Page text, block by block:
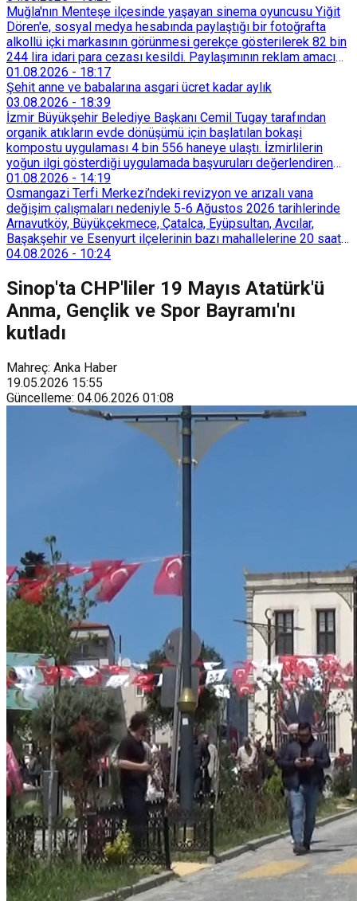
Muğla'nın Menteşe ilçesinde yaşayan sinema oyuncusu Yiğit
Dören'e, sosyal medya hesabında paylaştığı bir fotoğrafta
alkollü içki markasının görünmesi gerekçe gösterilerek 82 bin
244 lira idari para cezası kesildi. Paylaşımının reklam amacı
taşımadığını savunan Dören, cezanın iptali için yargıya
başvurdu.
01.08.2026 - 18:17
Şehit anne ve babalarına asgari ücret kadar aylık
03.08.2026 - 18:39
İzmir Büyükşehir Belediye Başkanı Cemil Tugay tarafından
organik atıkların evde dönüşümü için başlatılan bokaşi
kompostu uygulaması 4 bin 556 haneye ulaştı. İzmirlilerin
yoğun ilgi gösterdiği uygulamada başvuruları değerlendiren
Tarımsal Hizmetler Dairesi Başkanlığı, farklı ilçelerde toplam
128 bokaşi kompost eğitimi düzenleyerek İzmirlileri
sürdürülebilir atık yönetimi sistemine dahil etti.
01.08.2026 - 14:19
Osmangazi Terfi Merkezi’ndeki revizyon ve arızalı vana
değişim çalışmaları nedeniyle 5-6 Ağustos 2026 tarihlerinde
Arnavutköy, Büyükçekmece, Çatalca, Eyüpsultan, Avcılar,
Başakşehir ve Esenyurt ilçelerinin bazı mahallelerine 20 saat
süreyle su verilemeyecek.
04.08.2026 - 10:24
Sinop'ta CHP'liler 19 Mayıs Atatürk'ü
Anma, Gençlik ve Spor Bayramı'nı
kutladı
Mahreç: Anka Haber
19.05.2026 15:55
Güncelleme: 04.06.2026 01:08